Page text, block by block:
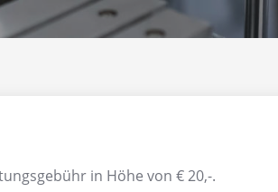
in Höhe von € 20,-.